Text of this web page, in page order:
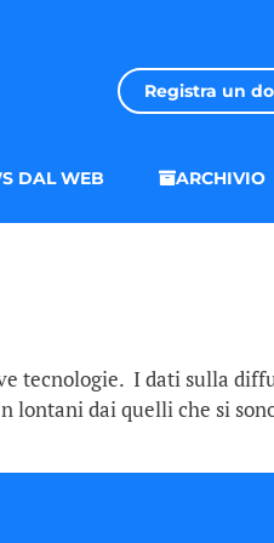
Registra un
DAL WEB ARCHIVIO
tecnologie. I dati sulla
lontani dai quelli che si